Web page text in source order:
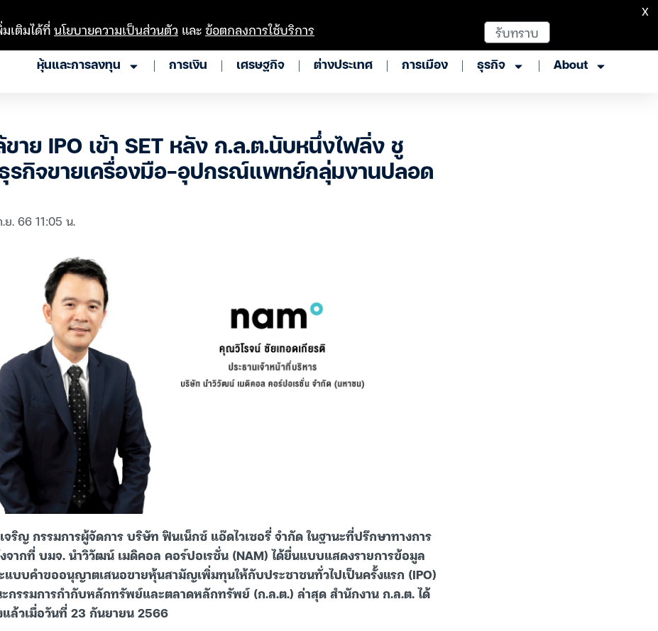
หุ้นและการลงทุน การเงิน เศรษฐกิจ ต่างประเทศ การเมือง ธุรกิจ About
ขาย IPO เข้า SET หลัง ก.ล.ต.นับหนึ่งไฟลิ่ง ชู
รกิจขายเครื่องมือ-อุปกรณ์แพทย์กลุ่มงานปลอด
ย. 66 11:05 น.
จริญ กรรมการผู้จัดการ บริษัท ฟินเน็กซ์ แอ๊ดไวเซอรี่ จำกัด ในฐานะที่ปรึกษาทางการ
จากที่ บมจ. นำวิวัฒน์ เมดิคอล คอร์ปอเรชั่น (NAM) ได้ยื่นแบบแสดงรายการข้อมูล
บบคำขออนุญาตเสนอขายหุ้นสามัญเพิ่มทุนให้กับประชาชนทั่วไปเป็นครั้งแรก (IPO)
กรรมการกำกับหลักทรัพย์และตลาดหลักทรัพย์ (ก.ล.ต.) ล่าสุด สำนักงาน ก.ล.ต. ได้
แล้วเมื่อวันที่ 23 กันยายน 2566
เติมได้ที่นโยบายความเป็นส่วนตัว และข้อตกลงการใช้บริการ รับทราบ
X